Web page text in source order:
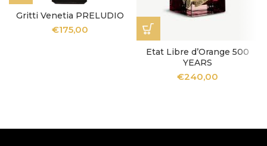
Gritti Venetia PRELUDIO
€175,00
Etat Libre d’Orange 500
YEARS
€240,00